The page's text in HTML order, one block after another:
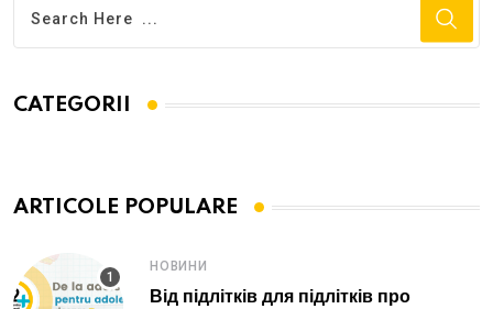
CATEGORII
ARTICOLE POPULARE
НОВИНИ
Від підлітків для підлітків про